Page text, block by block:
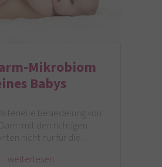
Mikrobiom
Babys
Besiedelung von
mit den richtigen
nicht nur für die…
weiterlesen